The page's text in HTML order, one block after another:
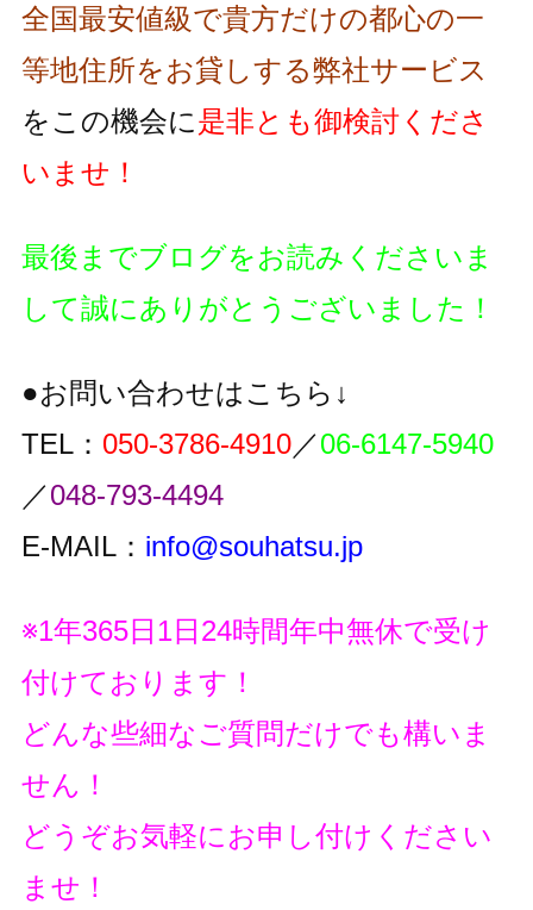
全国最安値級で貴方だけの都心の一
等地住所をお貸しする弊社サービス
をこの機会に是非とも御検討くださ
いませ！
最後までブログをお読みくださいま
して誠にありがとうございました！
●お問い合わせはこちら↓
TEL： 050-3786-4910／06-6147-5940
／048-793-4494
E-MAIL： info@souhatsu.jp
※1年365日1日24時間年中無休で受け
付けております！
どんな些細なご質問だけでも構いま
せん！
どうぞお気軽にお申し付けください
ませ！